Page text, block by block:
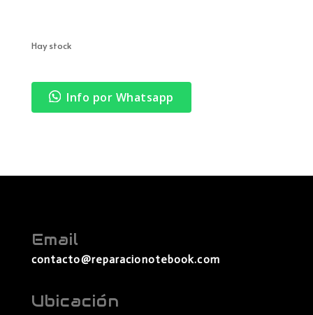
Hay stock
Info por Whatsapp
Email
contacto@reparacionotebook.com
Ubicación